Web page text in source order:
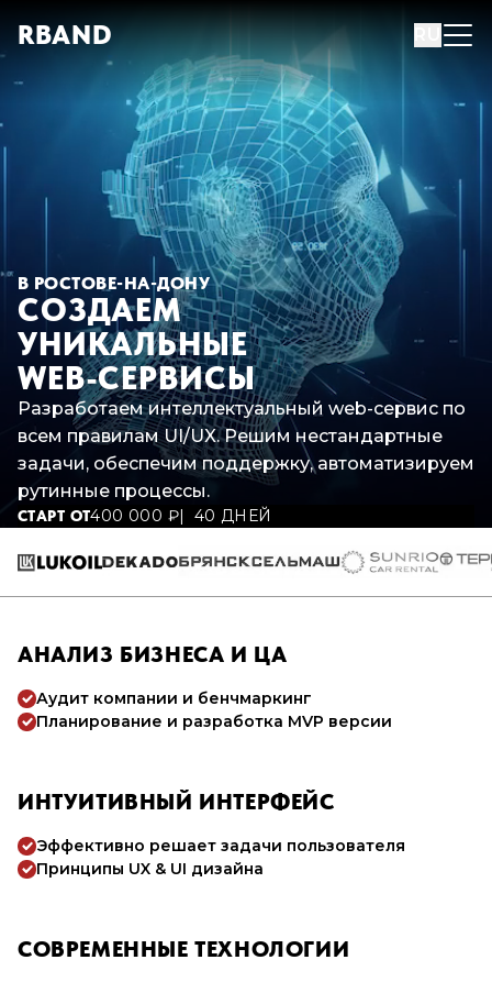
RBAND
СОЗДАЕМ
УНИКАЛЬНЫЕ
WEB-СЕРВИСЫ
В РОСТОВЕ-НА-ДОНУ
Разработаем интеллектуальный web-сервис по
всем правилам UI/UX. Решим нестандартные
задачи, обеспечим поддержку, автоматизируем
рутинные процессы.
СТАРТ ОТ400 000 ₽ 40 ДНЕЙ
АНАЛИЗ БИЗНЕСА И ЦА
Аудит компании и бенчмаркинг
Планирование и разработка MVP версии
ИНТУИТИВНЫЙ ИНТЕРФЕЙС
Эффективно решает задачи пользователя
Принципы UX & UI дизайна
СОВРЕМЕННЫЕ ТЕХНОЛОГИИ